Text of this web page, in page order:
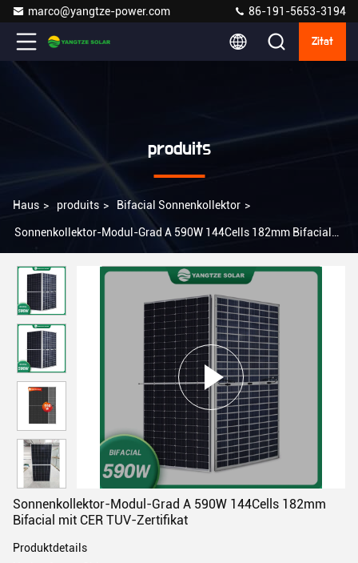
marco@yangtze-power.com 86-191-5653-3194
Zitat
produits
Haus > produits > Bifacial Sonnenkollektor >
Sonnenkollektor-Modul-Grad A 590W 144Cells 182mm Bifacial
Sonnenkollektor-Modul-Grad A 590W 144Cells 182mm
Bifacial mit CER TUV-Zertifikat
Produktdetails